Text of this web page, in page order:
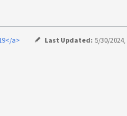
a> Last Updated: 5/30/2024,